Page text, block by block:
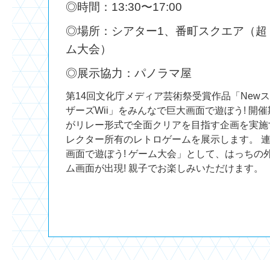
◎時間：13:30〜17:00
◎場所：シアター1、番町スクエア（超
ム大会）
◎展示協力：パノラマ屋
第14回文化庁メディア芸術祭受賞作品「New
ザーズWii」をみんなで巨大画面で遊ぼう! 開
がリレー形式で全面クリアを目指す企画を実
レクター所有のレトロゲームを展示します。
画面で遊ぼう! ゲーム大会」として、はっちの
ム画面が出現! 親子でお楽しみいただけます。